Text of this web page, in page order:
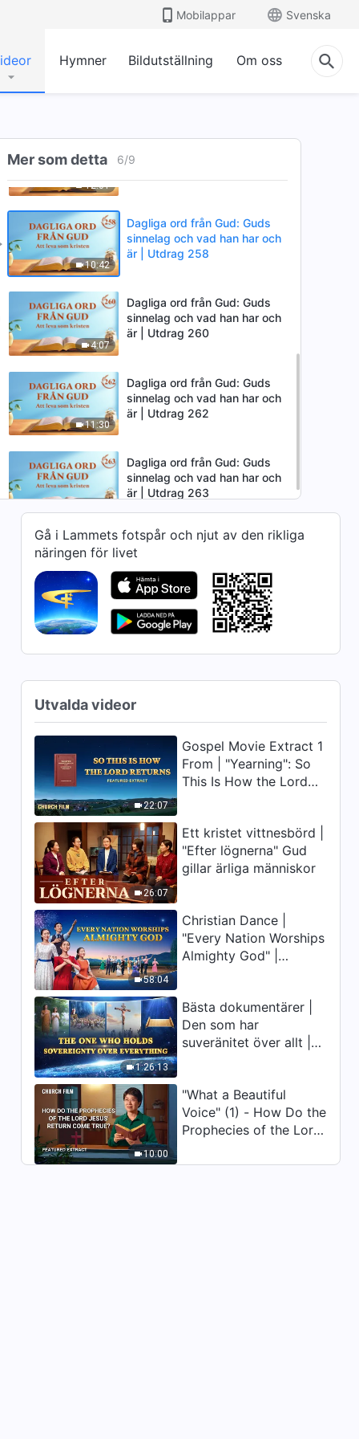
Mobilappar Svenska
Hymner Bildutställning Om oss
Mer som detta 6/9
är | Utdrag 247
Dagliga ord från Gud: Guds
12:01
Dagliga ord från Gud: Guds
sinnelag och vad han har och
10:42
Dagliga ord från Gud: Guds
sinnelag och vad han har och
är | Utdrag 258
4:07
Dagliga ord från Gud: Guds
sinnelag och vad han har och
är | Utdrag 260
11:30
Dagliga ord från Gud: Guds
sinnelag och vad han har och
är | Utdrag 262
Dagliga ord från Gud: Guds
sinnelag och vad han har och
är | Utdrag 263
Gå i Lammets fotspår och njut av den rikliga
näringen för livet
Utvalda videor
22:07
Gospel Movie Extract 1
From | "Yearning": So
This Is How the Lord
26:07
Ett kristet vittnesbörd |
"Efter lögnerna" Gud
gillar ärliga människor
58:04
Christian Dance |
"Every Nation Worships
Almighty God" |
1:26:13
Bästa dokumentärer |
Den som har
suveränitet över allt |
10:00
"What a Beautiful
Voice" (1) - How Do the
Prophecies of the Lord
True